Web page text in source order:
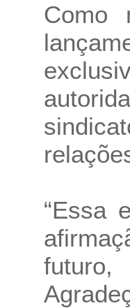
Como
“Essa